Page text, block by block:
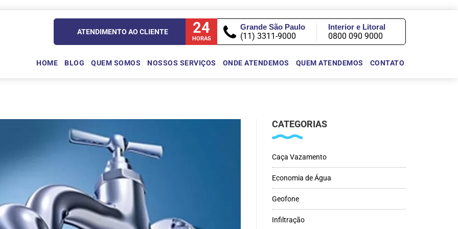
ATENDIMENTO AO CLIENTE 24
HORAS
Grande São Paulo
(11) 3311-9000
Interior e Litoral
0800 090 9000
HOME BLOG QUEM SOMOS NOSSOS SERVIÇOS ONDE ATENDEMOS QUEM ATENDEMOS CONTATO
CATEGORIAS
Caça Vazamento
Economia de Água
Geofone
Infiltração